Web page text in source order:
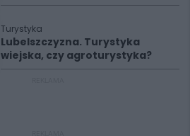
Turystyka
Lubelszczyzna. Turystyka
wiejska, czy agroturystyka?